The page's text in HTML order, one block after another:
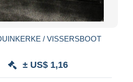
/ VISSERSBOOT
± US$ 1,16